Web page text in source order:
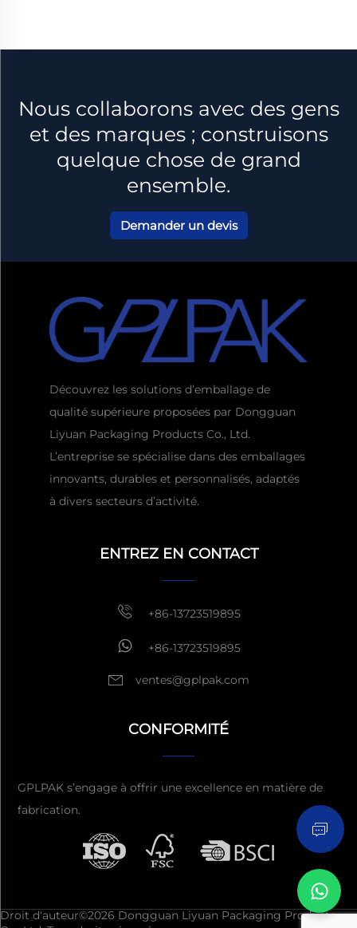
Nous collaborons avec des gens
et des marques ; construisons
quelque chose de grand
ensemble.
Demander un devis
d'ici 1 heure
Envoyez l'enquête
Découvrez les solutions d’emballage de
qualité supérieure proposées par Dongguan
Liyuan Packaging Products Co., Ltd.
L’entreprise se spécialise dans des emballages
innovants, durables et personnalisés, adaptés
à divers secteurs d’activité.
ENTREZ EN CONTACT
+86-13723519895
+86-13723519895
ventes@gplpak.com
CONFORMITÉ
GPLPAK s’engage à offrir une excellence en matière de
fabrication.
Droit d'auteur©2026 Dongguan Liyuan Packaging Products